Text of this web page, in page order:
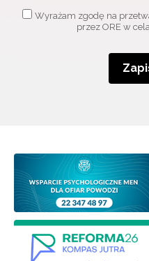
Wyrażam zgodę na
przez ORE w
Zapisz się i bądź na
informacjami
o szkoleniach i
Zapisuję się